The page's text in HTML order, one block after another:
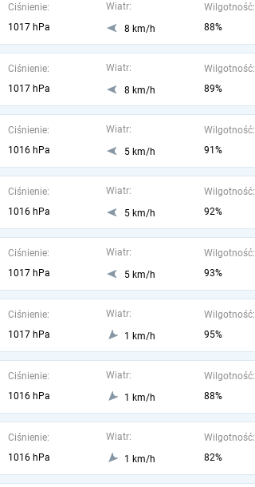
Ciśnienie:
1017 hPa
Wiatr:
8 km/h
Wilgotność:
88%
Ciśnienie:
1017 hPa
Wiatr:
8 km/h
Wilgotność:
89%
Ciśnienie:
1016 hPa
Wiatr:
5 km/h
Wilgotność:
91%
Ciśnienie:
1016 hPa
Wiatr:
5 km/h
Wilgotność:
92%
Ciśnienie:
1017 hPa
Wiatr:
5 km/h
Wilgotność:
93%
Ciśnienie:
1017 hPa
Wiatr:
1 km/h
Wilgotność:
95%
Ciśnienie:
1016 hPa
Wiatr:
1 km/h
Wilgotność:
88%
Ciśnienie:
1016 hPa
Wiatr:
1 km/h
Wilgotność:
82%